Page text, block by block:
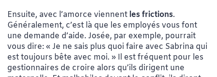
Ensuite, avec l’amorce viennent lesfrictions.
Généralement, c’est là que les employés vous font
une demande d’aide. Josée, par exemple, pourrait
vous dire: « Je ne sais plus quoi faire avec Sabrina qui
est toujours bête avec moi. » Il est fréquent pour les
gestionnaires de croire alors qu’ils dirigent une